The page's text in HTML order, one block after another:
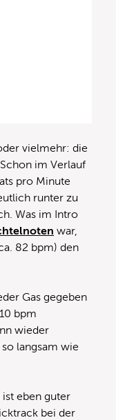
vielmehr: die
im Verlauf
pro Minute
runter zu
Was im Intro
war,
82 bpm) den
Gas gegeben
bpm
wieder
langsam wie
eben guter
bei der